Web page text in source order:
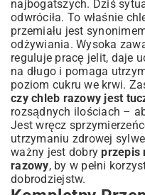
najbogatszych. Dziś
odwróciła. To właśnie
przemiału jest
odżywiania. Wysoka
reguluje pracę jelit, daje
na długo i pomaga
poziom cukru we krwi.
czy chleb razowy jest
rozsądnych ilościach –
Jest wręcz
utrzymaniu zdrowej
ważny jest dobryprzepis
razowy, by w pełni
dobrodziejstw.